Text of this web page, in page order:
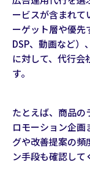
ービスが含まれて
ーゲット層や優先
DSP、動画など）
に対して、代行会
す。
たとえば、商品の
ロモーション企画
グや改善提案の頻
ン手段も確認して